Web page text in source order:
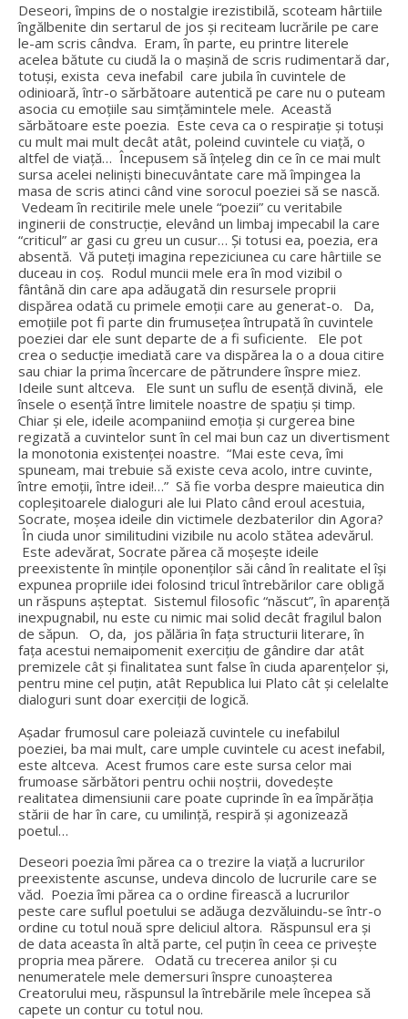
Deseori, împins de o nostalgie irezistibilă, scoteam hârtiile
îngălbenite din sertarul de jos și reciteam lucrările pe care
le-am scris cândva. Eram, în parte, eu printre literele
acelea bătute cu ciudă la o mașină de scris rudimentară dar,
totuși, exista ceva inefabil care jubila în cuvintele de
odinioară, într-o sărbătoare autentică pe care nu o puteam
asocia cu emoțiile sau simțămintele mele. Această
sărbătoare este poezia. Este ceva ca o respirație și totuși
cu mult mai mult decât atât, poleind cuvintele cu viață, o
altfel de viață… Începusem să înțeleg din ce în ce mai mult
sursa acelei neliniști binecuvântate care mă împingea la
masa de scris atinci când vine sorocul poeziei să se nască.
Vedeam în recitirile mele unele “poezii” cu veritabile
inginerii de construcție, elevând un limbaj impecabil la care
“criticul” ar gasi cu greu un cusur… Și totusi ea, poezia, era
absentă. Vă puteți imagina repeziciunea cu care hârtiile se
duceau in coș. Rodul muncii mele era în mod vizibil o
fântână din care apa adăugată din resursele proprii
dispărea odată cu primele emoții care au generat-o. Da,
emoțiile pot fi parte din frumusețea întrupată în cuvintele
poeziei dar ele sunt departe de a fi suficiente. Ele pot
crea o seducție imediată care va dispărea la o a doua citire
sau chiar la prima încercare de pătrundere înspre miez.
Ideile sunt altceva. Ele sunt un suflu de esență divină, ele
însele o esență între limitele noastre de spațiu și timp.
Chiar și ele, ideile acompaniind emoția și curgerea bine
regizată a cuvintelor sunt în cel mai bun caz un divertisment
la monotonia existenței noastre. “Mai este ceva, îmi
spuneam, mai trebuie să existe ceva acolo, intre cuvinte,
între emoții, între idei!…” Să fie vorba despre maieutica din
copleșitoarele dialoguri ale lui Plato când eroul acestuia,
Socrate, moșea ideile din victimele dezbaterilor din Agora?
În ciuda unor similitudini vizibile nu acolo stătea adevărul.
Este adevărat, Socrate părea că moșește ideile
preexistente în mințile oponenților săi când în realitate el își
expunea propriile idei folosind tricul întrebărilor care obligă
un răspuns așteptat. Sistemul filosofic “născut”, în aparență
inexpugnabil, nu este cu nimic mai solid decât fragilul balon
de săpun. O, da, jos pălăria în fața structurii literare, în
fața acestui nemaipomenit exercițiu de gândire dar atât
premizele cât și finalitatea sunt false în ciuda aparențelor și,
pentru mine cel puțin, atât Republica lui Plato cât și celelalte
dialoguri sunt doar exerciții de logică.
Așadar frumosul care poleiază cuvintele cu inefabilul
poeziei, ba mai mult, care umple cuvintele cu acest inefabil,
este altceva. Acest frumos care este sursa celor mai
frumoase sărbători pentru ochii noștrii, dovedește
realitatea dimensiunii care poate cuprinde în ea împărăția
stării de har în care, cu umilință, respiră și agonizează
poetul…
Deseori poezia îmi părea ca o trezire la viață a lucrurilor
preexistente ascunse, undeva dincolo de lucrurile care se
văd. Poezia îmi părea ca o ordine firească a lucrurilor
peste care suflul poetului se adăuga dezvăluindu-se într-o
ordine cu totul nouă spre deliciul altora. Răspunsul era și
de data aceasta în altă parte, cel puțin în ceea ce privește
propria mea părere. Odată cu trecerea anilor și cu
nenumeratele mele demersuri înspre cunoașterea
Creatorului meu, răspunsul la întrebările mele începea să
capete un contur cu totul nou.